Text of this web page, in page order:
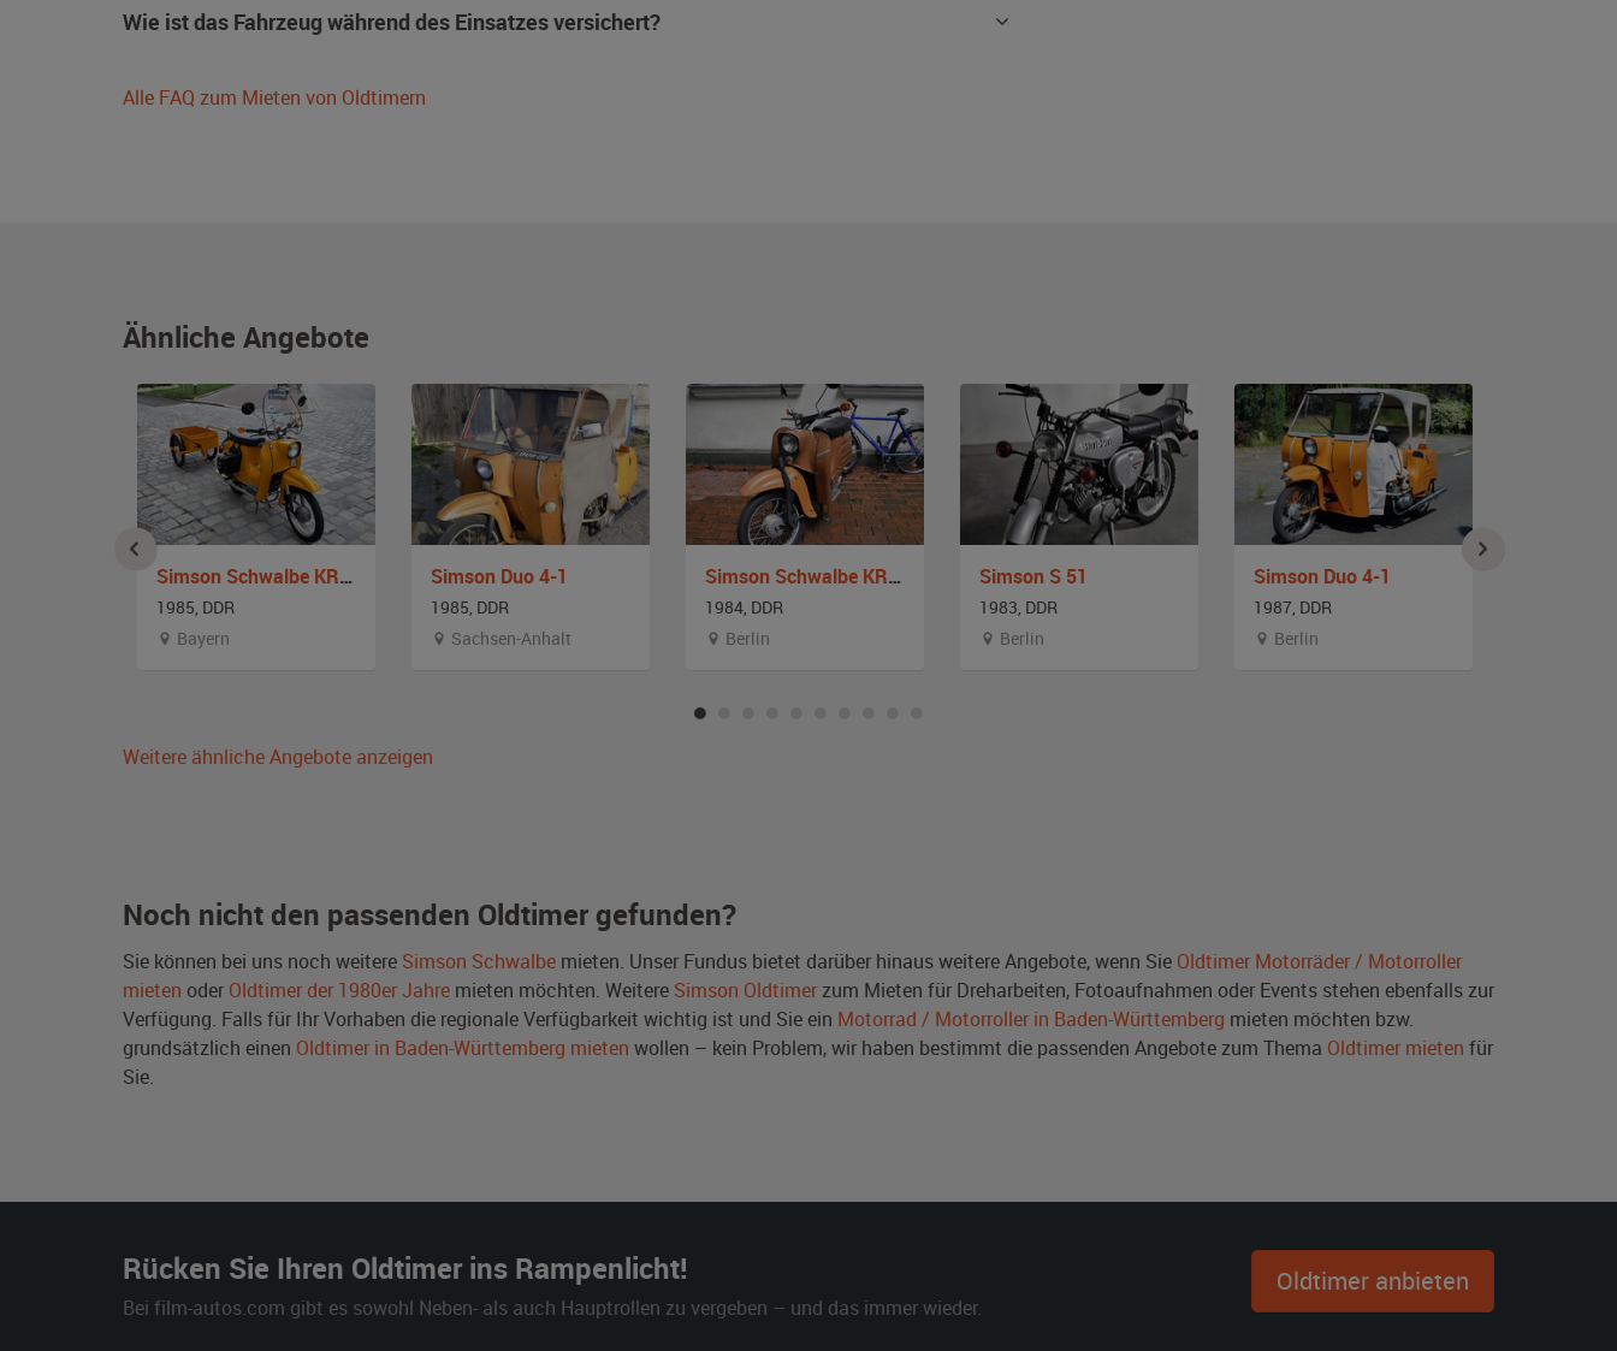
Wie ist das Fahrzeug während des Einsatzes versichert?
Alle FAQ zum Mieten von Oldtimern
Ähnliche Angebote
Simson Schwalbe KR 51-2 N
1985, DDR
Bayern
Simson Duo 4-1
1985, DDR
Sachsen-Anhalt
Simson Schwalbe KR 52-2
1984, DDR
Berlin
Simson S 51
1983, DDR
Berlin
Simson Duo 4-1
1987, DDR
Berlin
Weitere ähnliche Angebote anzeigen
Noch nicht den passenden Oldtimer gefunden?
Sie können bei uns noch weitere Simson Schwalbe mieten. Unser Fundus bietet darüber hinaus weitere Angebote, wenn Sie Oldtimer Motorräder / Motorroller
mieten oder Oldtimer der 1980er Jahre mieten möchten. Weitere Simson Oldtimer zum Mieten für Dreharbeiten, Fotoaufnahmen oder Events stehen ebenfalls zur
Verfügung. Falls für Ihr Vorhaben die regionale Verfügbarkeit wichtig ist und Sie ein Motorrad / Motorroller in Baden-Württemberg mieten möchten bzw.
grundsätzlich einen Oldtimer in Baden-Württemberg mieten wollen – kein Problem, wir haben bestimmt die passenden Angebote zum Thema Oldtimer mieten für
Sie.
Rücken Sie Ihren Oldtimer ins Rampenlicht!
Bei film-autos.com gibt es sowohl Neben- als auch Hauptrollen zu vergeben – und das immer wieder.
Oldtimer anbieten